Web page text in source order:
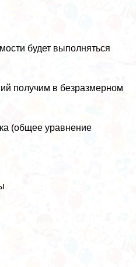
будет выполняться
получим в безразмерном
(общее уравнение